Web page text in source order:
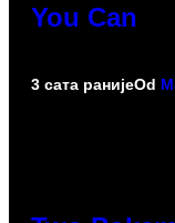
You Can
3 сата ранијеOd